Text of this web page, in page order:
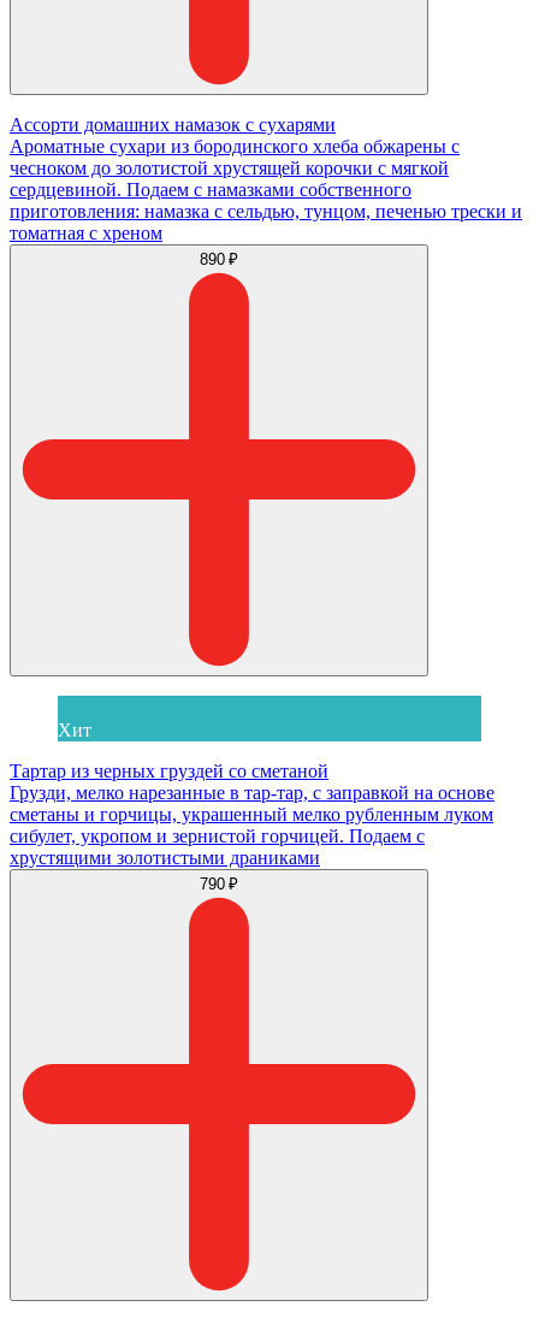
Ассорти домашних намазок с сухарями
Ароматные сухари из бородинского хлеба обжарены с
чесноком до золотистой хрустящей корочки с мягкой
сердцевиной. Подаем с намазками собственного
приготовления: намазка с сельдью, тунцом, печенью трески и
томатная с хреном
890 ₽
Хит
Тартар из черных груздей со сметаной
Грузди, мелко нарезанные в тар-тар, с заправкой на основе
сметаны и горчицы, украшенный мелко рубленным луком
сибулет, укропом и зернистой горчицей. Подаем с
хрустящими золотистыми драниками
790 ₽